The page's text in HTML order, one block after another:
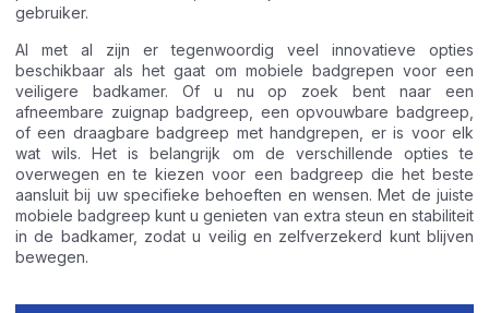
gebruiker.
Al met al zijn er tegenwoordig veel innovatieve opties
beschikbaar als het gaat om mobiele badgrepen voor een
veiligere badkamer. Of u nu op zoek bent naar een
afneembare zuignap badgreep, een opvouwbare badgreep,
of een draagbare badgreep met handgrepen, er is voor elk
wat wils. Het is belangrijk om de verschillende opties te
overwegen en te kiezen voor een badgreep die het beste
aansluit bij uw specifieke behoeften en wensen. Met de juiste
mobiele badgreep kunt u genieten van extra steun en stabiliteit
in de badkamer, zodat u veilig en zelfverzekerd kunt blijven
bewegen.